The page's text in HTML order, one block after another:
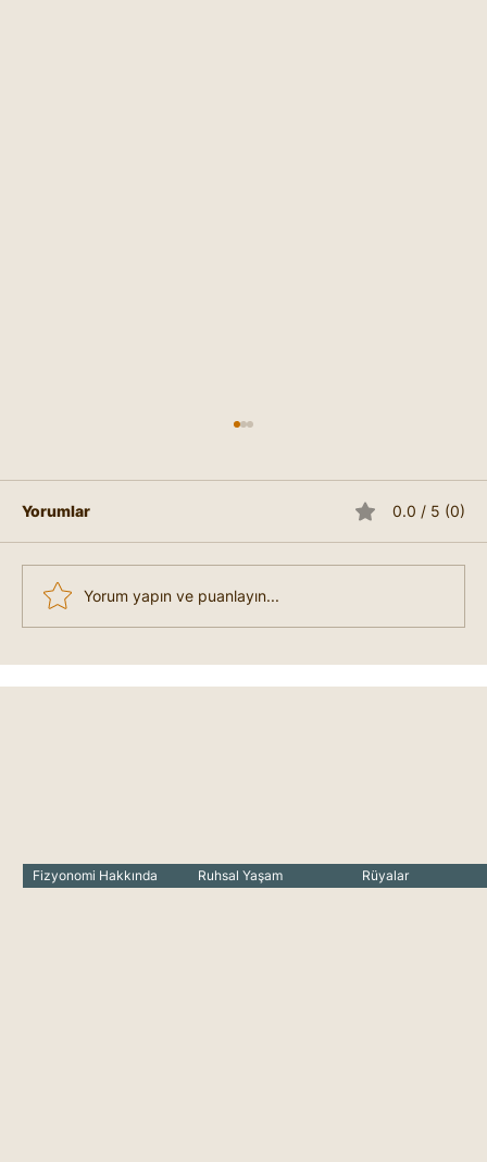
Fizyonomi Hakkında Ruhsal Yaşam Rüyalar
Yorumlar 0.0 / 5 (0)
Yorum yapın ve puanlayın...